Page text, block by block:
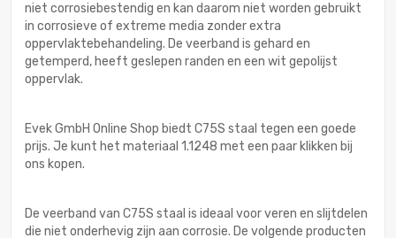
niet corrosiebestendig en kan daarom niet worden gebruikt
in corrosieve of extreme media zonder extra
oppervlaktebehandeling. De veerband is gehard en
getemperd, heeft geslepen randen en een wit gepolijst
oppervlak.
Evek GmbH Online Shop biedt C75S staal tegen een goede
prijs. Je kunt het materiaal 1.1248 met een paar klikken bij
ons kopen.
De veerband van C75S staal is ideaal voor veren en slijtdelen
die niet onderhevig zijn aan corrosie. De volgende producten